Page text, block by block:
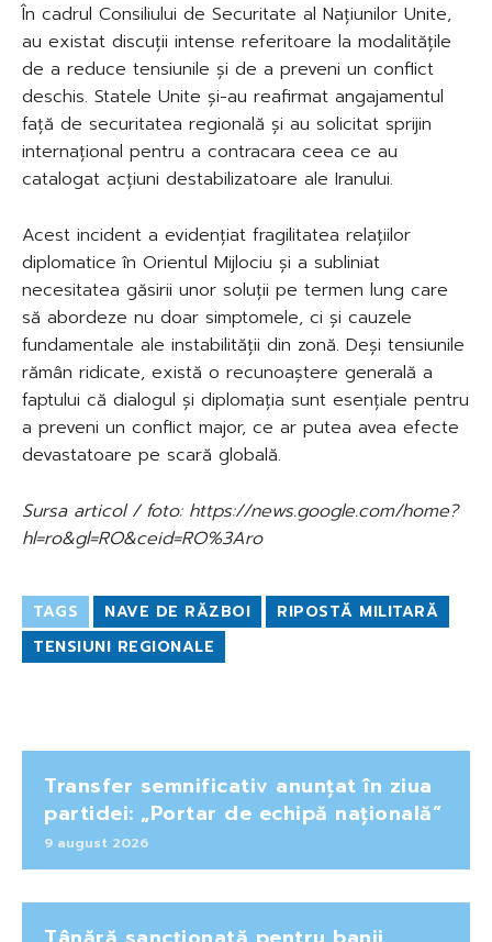
În cadrul Consiliului de Securitate al Națiunilor Unite,
au existat discuții intense referitoare la modalitățile
de a reduce tensiunile și de a preveni un conflict
deschis. Statele Unite și-au reafirmat angajamentul
față de securitatea regională și au solicitat sprijin
internațional pentru a contracara ceea ce au
catalogat acțiuni destabilizatoare ale Iranului.
Acest incident a evidențiat fragilitatea relațiilor
diplomatice în Orientul Mijlociu și a subliniat
necesitatea găsirii unor soluții pe termen lung care
să abordeze nu doar simptomele, ci și cauzele
fundamentale ale instabilității din zonă. Deși tensiunile
rămân ridicate, există o recunoaștere generală a
faptului că dialogul și diplomația sunt esențiale pentru
a preveni un conflict major, ce ar putea avea efecte
devastatoare pe scară globală.
Sursa articol / foto: https://news.google.com/home?
hl=ro&gl=RO&ceid=RO%3Aro
TAGS NAVE DE RĂZBOI
RIPOSTĂ MILITARĂ
TENSIUNI REGIONALE
Transfer semnificativ anunțat în ziua
partidei: „Portar de echipă națională”
9 august 2026